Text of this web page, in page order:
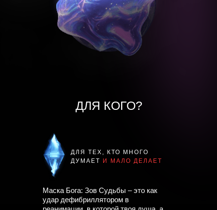
ДЛЯ КОГО?
ДЛЯ ТЕХ, КТО МНОГО
ДУМАЕТ
И МАЛО ДЕЛАЕТ
Маска Бога: Зов Судьбы – это как
удар дефибриллятором в